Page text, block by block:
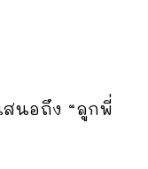
สนอถึง “ลูกพี่